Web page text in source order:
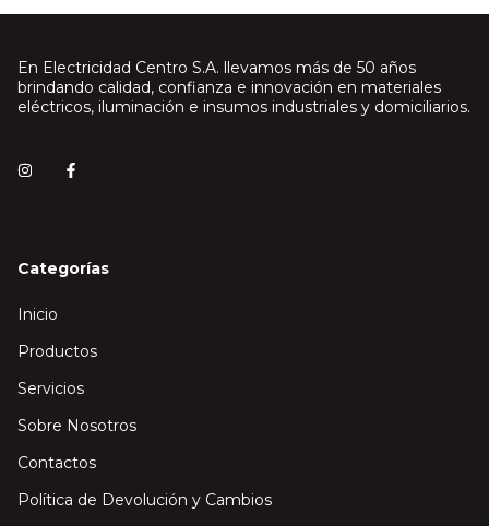
En Electricidad Centro S.A. llevamos más de 50 años
brindando calidad, confianza e innovación en materiales
eléctricos, iluminación e insumos industriales y domiciliarios.
Categorías
Inicio
Productos
Servicios
Sobre Nosotros
Contactos
Política de Devolución y Cambios